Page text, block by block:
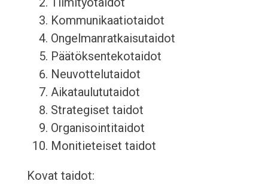
Kommunikaatiotaidot
Ongelmanratkaisutaidot
Päätöksentekotaidot
Neuvottelutaidot
Aikataulututaidot
Strategiset taidot
Organisointitaidot
Monitieteiset taidot
Kovat taidot: